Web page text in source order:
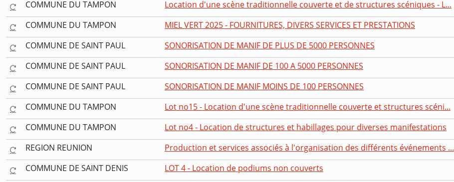
COMMUNE DU TAMPON
Location d'une scène traditionnelle couverte et de structures scéniques - L...
COMMUNE DU TAMPON
MIEL VERT 2025 - FOURNITURES, DIVERS SERVICES ET PRESTATIONS
COMMUNE DE SAINT PAUL
SONORISATION DE MANIF DE PLUS DE 5000 PERSONNES
COMMUNE DE SAINT PAUL
SONORISATION DE MANIF DE 100 A 5000 PERSONNES
COMMUNE DE SAINT PAUL
SONORISATION DE MANIF MOINS DE 100 PERSONNES
COMMUNE DU TAMPON
Lot no15 - Location d'une scène traditionnelle couverte et structures scéni...
COMMUNE DU TAMPON
Lot no4 - Location de structures et habillages pour diverses manifestations
REGION REUNION
Production et services associés à l'organisation des différents événements ...
COMMUNE DE SAINT DENIS
LOT 4 - Location de podiums non couverts